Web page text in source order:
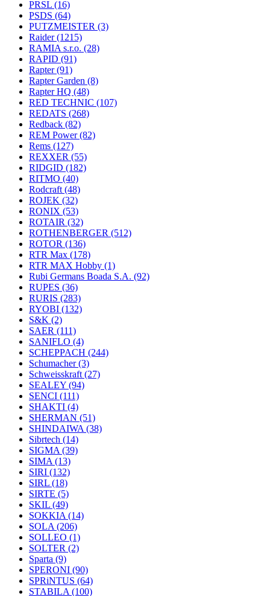
PRSL (16)
PSDS (64)
PUTZMEISTER (3)
Raider(1215)
RAMIA s.r.o. (28)
RAPID (91)
Rapter(91)
Rapter Garden (8)
Rapter HQ (48)
RED TECHNIC (107)
REDATS (268)
Redback (82)
REM Power(82)
Rems (127)
REXXER (55)
RIDGID (182)
RITMO (40)
Rodcraft (48)
ROJEK (32)
RONIX (53)
ROTAIR (32)
ROTHENBERGER (512)
ROTOR (136)
RTR Max (178)
RTR MAX Hobby (1)
Rubi Germans Boada S.A. (92)
RUPES (36)
RURIS (283)
RYOBI (132)
S&K (2)
SAER (111)
SANIFLO (4)
SCHEPPACH (244)
Schumacher(3)
Schweisskraft (27)
SEALEY (94)
SENCI (111)
SHAKTI (4)
SHERMAN (51)
SHINDAIWA (38)
Sibrtech (14)
SIGMA (39)
SIMA (13)
SIRI (132)
SIRL (18)
SIRTE (5)
SKIL (49)
SOKKIA (14)
SOLA (206)
SOLLEO (1)
SOLTER (2)
Sparta (9)
SPERONI (90)
SPRiNTUS (64)
STABILA (100)